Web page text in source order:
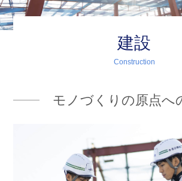
建設
Construction
モノづくりの原点へ